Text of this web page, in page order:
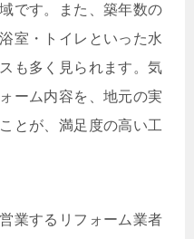
です。また、築年数の
室・トイレといった水
も多く見られます。気
ーム内容を、地元の実
とが、満足度の高い工
業するリフォーム業者